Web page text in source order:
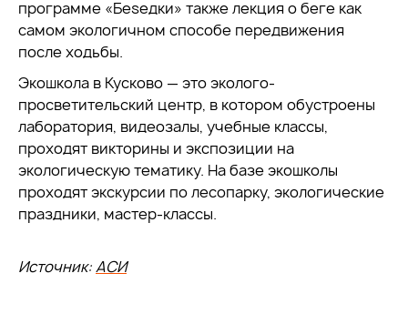
программе «Беsедки» также лекция о беге как
самом экологичном способе передвижения
после ходьбы.
Экошкола в Кусково — это эколого-
просветительский центр, в котором обустроены
лаборатория, видеозалы, учебные классы,
проходят викторины и экспозиции на
экологическую тематику. На базе экошколы
проходят экскурсии по лесопарку, экологические
праздники, мастер-классы.
Источник:АСИ